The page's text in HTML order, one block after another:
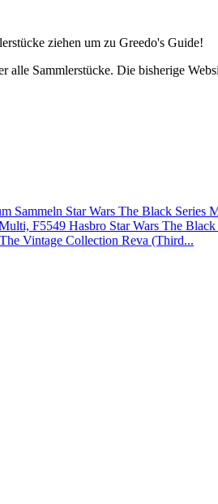
ziehen um zu Greedo's Guide!
alle Sammlerstücke. Die bisherige
Star Wars The Black Series
Hasbro Star Wars The
Vintage Collection Reva (Third...